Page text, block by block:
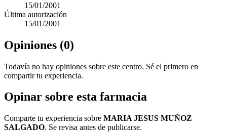
15/01/2001
Última autorización
15/01/2001
Opiniones (0)
Todavía no hay opiniones sobre este centro. Sé el primero en
compartir tu experiencia.
Opinar sobre esta farmacia
Comparte tu experiencia sobre MARIA JESUS MUÑOZ
SALGADO. Se revisa antes de publicarse.